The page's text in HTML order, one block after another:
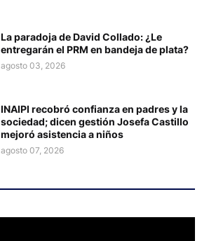
La paradoja de David Collado: ¿Le
entregarán el PRM en bandeja de plata?
agosto 03, 2026
INAIPI recobró confianza en padres y la
sociedad; dicen gestión Josefa Castillo
mejoró asistencia a niños
agosto 07, 2026